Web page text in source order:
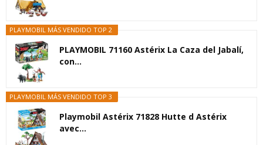
PLAYMOBIL MÁS VENDIDO TOP 2
PLAYMOBIL 71160 Astérix La Caza del Jabalí,
con...
PLAYMOBIL MÁS VENDIDO TOP 3
Playmobil Astérix 71828 Hutte d Astérix
avec...